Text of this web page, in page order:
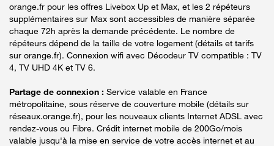
orange.fr pour les offres Livebox Up et Max, et les 2 répéteurs
supplémentaires sur Max sont accessibles de manière séparée
chaque 72h après la demande précédente. Le nombre de
répéteurs dépend de la taille de votre logement (détails et tarifs
sur orange.fr). Connexion wifi avec Décodeur TV compatible : TV
4, TV UHD 4K et TV 6.
Partage de connexion : Service valable en France
métropolitaine, sous réserve de couverture mobile (détails sur
réseaux.orange.fr), pour les nouveaux clients Internet ADSL avec
rendez-vous ou Fibre. Crédit internet mobile de 200Go/mois
valable jusqu'à la mise en service de votre accès internet et au